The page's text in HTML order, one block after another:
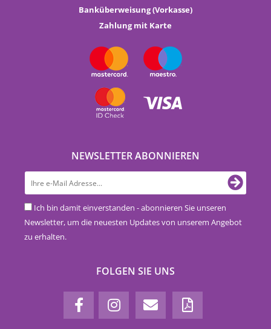
Banküberweisung (Vorkasse)
Zahlung mit Karte
NEWSLETTER ABONNIEREN
Ich bin damit einverstanden - abonnieren Sie unseren
Newsletter, um die neuesten Updates von unserem Angebot
zu erhalten.
FOLGEN SIE UNS